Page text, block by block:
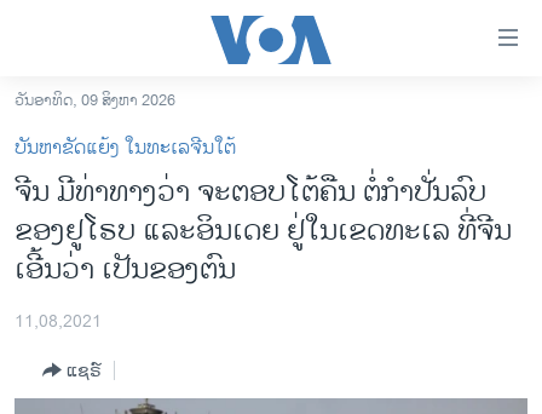
ເຂົ້າ
ຫາ
ຂ້າມ
ຂ້າມ
ຂ້າມ
ໄປ
ຫາ
ຊອກ
ລາວ
ອາເມຣິກາ
ການເລືອກຕັ້ງ ປະທານາທີບໍດີ ສະຫະລັດ 2024
ວັນອາທິດ, 09 ສິງຫາ 2026
ບັນຫາຂັດແຍ້ງ ໃນທະເລຈີນໃຕ້
ຈີນ ມີທ່າທາງວ່າ ຈະຕອບໂຕ້ຄືນ ຕໍ່ກຳປັ່ນລົບ
ຂອງຢູໂຣບ ແລະອິນເດຍ ຢູ່ໃນເຂດທະເລ ທີ່ຈີນ
ເອີ້ນວ່າ ເປັນຂອງຕົນ
11,08,2021
ແຊຣ໌